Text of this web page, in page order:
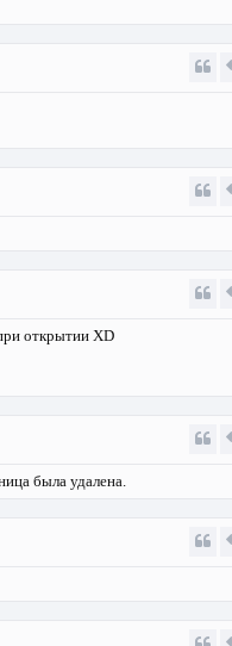
открытии XD
была удалена.